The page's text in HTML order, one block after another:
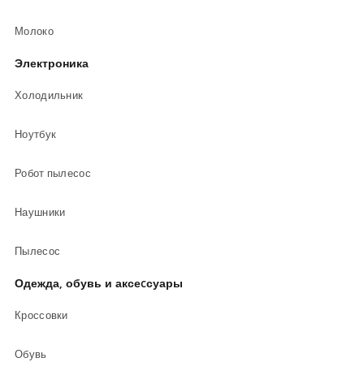
Молоко
Электроника
Холодильник
Ноутбук
Робот пылесос
Наушники
Пылесос
Одежда, обувь и аксеcсуары
Кроссовки
Обувь